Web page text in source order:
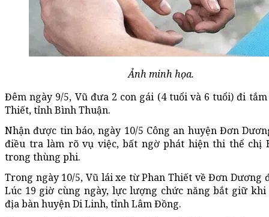
Ảnh minh họa.
Đêm ngày 9/5, Vũ đưa 2 con gái (4 tuổi và 6 tuổi) đi
Thiết, tỉnh Bình Thuận.
Nhận được tin báo, ngày 10/5 Công an huyện Đơn
điều tra làm rõ vụ việc, bất ngờ phát hiện thi thể chị
trong thùng phi.
Trong ngày 10/5, Vũ lái xe từ Phan Thiết về Đơn Dương
Lúc 19 giờ cùng ngày, lực lượng chức năng bắt giữ khi
địa bàn huyện Di Linh, tỉnh Lâm Đồng.